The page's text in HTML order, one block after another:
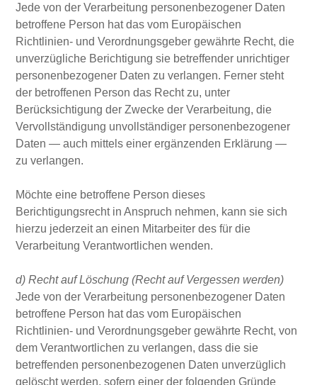
Jede von der Verarbeitung personenbezogener Daten
betroffene Person hat das vom Europäischen
Richtlinien- und Verordnungsgeber gewährte Recht, die
unverzügliche Berichtigung sie betreffender unrichtiger
personenbezogener Daten zu verlangen. Ferner steht
der betroffenen Person das Recht zu, unter
Berücksichtigung der Zwecke der Verarbeitung, die
Vervollständigung unvollständiger personenbezogener
Daten — auch mittels einer ergänzenden Erklärung —
zu verlangen.
Möchte eine betroffene Person dieses
Berichtigungsrecht in Anspruch nehmen, kann sie sich
hierzu jederzeit an einen Mitarbeiter des für die
Verarbeitung Verantwortlichen wenden.
d) Recht auf Löschung (Recht auf Vergessen werden)
Jede von der Verarbeitung personenbezogener Daten
betroffene Person hat das vom Europäischen
Richtlinien- und Verordnungsgeber gewährte Recht, von
dem Verantwortlichen zu verlangen, dass die sie
betreffenden personenbezogenen Daten unverzüglich
gelöscht werden, sofern einer der folgenden Gründe